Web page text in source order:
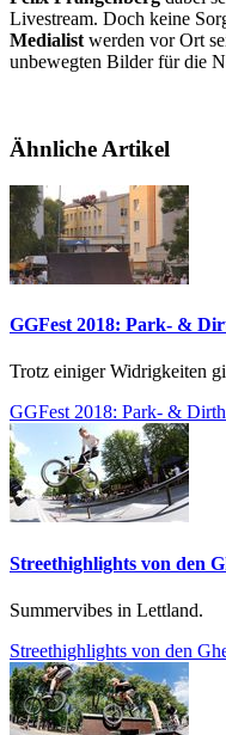
Livestream. Doch keine
Medialistwerden vor Ort
unbewegten Bilder für die
Ähnliche Artikel
GGFest 2018: Park- &
Trotz einiger Widrigkeiten
GGFest 2018: Park- &
Streethighlights von den
Summervibes in Lettland.
Streethighlights von den